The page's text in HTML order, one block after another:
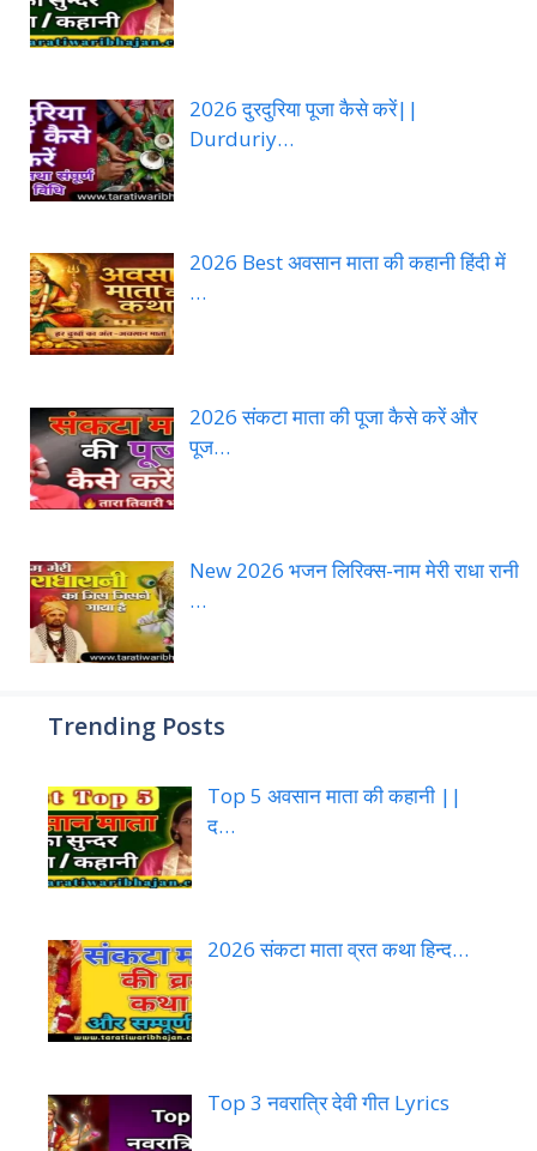
2026 दुरदुरिया पूजा कैसे करें||
Durduriy…
2026 Best अवसान माता की कहानी हिंदी में
…
2026 संकटा माता की पूजा कैसे करें और
पूज…
New 2026 भजन लिरिक्स-नाम मेरी राधा रानी
…
Trending Posts
Top 5 अवसान माता की कहानी ||
द…
2026 संकटा माता व्रत कथा हिन्द…
Top 3 नवरात्रि देवी गीत Lyrics